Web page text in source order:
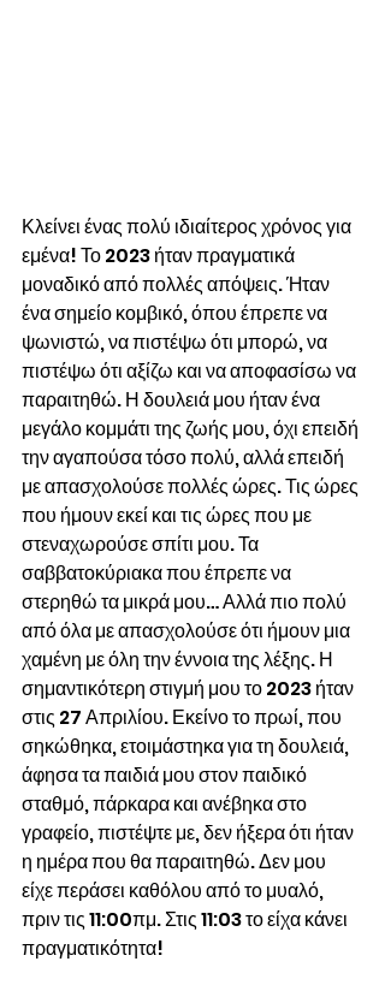
Κλείνει ένας πολύ ιδιαίτερος χρόνος για
εμένα! Το 2023 ήταν πραγματικά
μοναδικό από πολλές απόψεις. Ήταν
ένα σημείο κομβικό, όπου έπρεπε να
ψωνιστώ, να πιστέψω ότι μπορώ, να
πιστέψω ότι αξίζω και να αποφασίσω να
παραιτηθώ. Η δουλειά μου ήταν ένα
μεγάλο κομμάτι της ζωής μου, όχι επειδή
την αγαπούσα τόσο πολύ, αλλά επειδή
με απασχολούσε πολλές ώρες. Τις ώρες
που ήμουν εκεί και τις ώρες που με
στεναχωρούσε σπίτι μου. Τα
σαββατοκύριακα που έπρεπε να
στερηθώ τα μικρά μου… Αλλά πιο πολύ
από όλα με απασχολούσε ότι ήμουν μια
χαμένη με όλη την έννοια της λέξης. Η
σημαντικότερη στιγμή μου το 2023 ήταν
στις 27 Απριλίου. Εκείνο το πρωί, που
σηκώθηκα, ετοιμάστηκα για τη δουλειά,
άφησα τα παιδιά μου στον παιδικό
σταθμό, πάρκαρα και ανέβηκα στο
γραφείο, πιστέψτε με, δεν ήξερα ότι ήταν
η ημέρα που θα παραιτηθώ. Δεν μου
είχε περάσει καθόλου από το μυαλό,
πριν τις 11:00πμ. Στις 11:03 το είχα κάνει
πραγματικότητα!